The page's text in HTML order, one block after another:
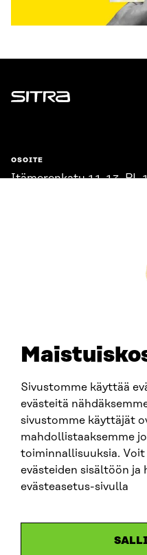
Sivustomme käyttää
evästeitä
sivustomme käyttäjät
mahdollistaaksemme
toiminnallisuuksia.
evästeiden sisältöön ja
evästeasetus-sivulla
Sitra
OSOITE
Itämerenkatu 11-13, PL
SITRA SOSIAALISESSA
LinkedIn
Instagram
YouTube